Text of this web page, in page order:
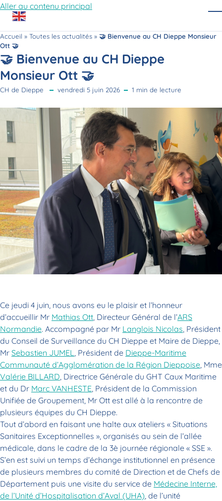
Aller au contenu principal
Accueil » Toutes les actualités » 🤝 Bienvenue au CH Dieppe Monsieur
Ott 🤝
🤝 Bienvenue au CH Dieppe
Monsieur Ott 🤝
CH de Dieppe vendredi 5 juin 2026 1 min de lecture
Ce jeudi 4 juin, nous avons eu le plaisir et l’honneur
d’accueillir Mr Mathias Ott , Directeur Général de l’ARS
Normandie. Accompagné par Mr Langlois Nicolas , Président
du Conseil de Surveillance du CH Dieppe et Maire de Dieppe,
Mr Sebastien JUMEL , Président de Dieppe-Maritime
Communauté d’Agglomération de la Région Dieppoise , Mme
Valérie BILLARD , Directrice Générale du GHT Caux Maritime
et du Dr Marc VANHESTE , Président de la Commission
Unifiée de Groupement, Mr Ott est allé à la rencontre de
plusieurs équipes du CH Dieppe.
Tout d’abord en faisant une halte aux ateliers « Situations
Sanitaires Exceptionnelles », organisés au sein de l’allée
médicale, dans le cadre de la 3è journée régionale « SSE ».
S’en est suivi un temps d’échange institutionnel en présence
de plusieurs membres du comité de Direction et de Chefs de
Département puis une visite du service de Médecine Interne,
de l’Unité d’Hospitalisation d’Aval (UHA) , de l’unité